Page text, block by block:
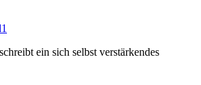
ein sich selbst verstärkendes